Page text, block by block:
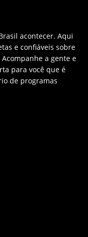
acontecer. Aqui
e confiáveis sobre
a gente e
para você que é
de programas